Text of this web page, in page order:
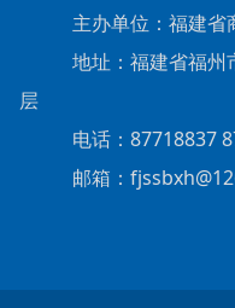
主办单位：福建省
地址：福建省福州市
层
电话：87718837
邮箱：